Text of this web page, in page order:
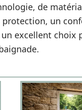
de
un
excellent